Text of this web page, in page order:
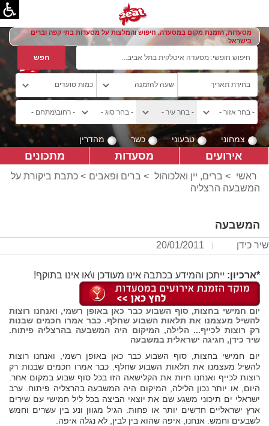
מסעדות, הזמנת מקום במסעדה, חיפוש והמלצות על מסעדות בתי קפה וברים
בישראל
צמחוני טבעוני כשר מהדרין
אירועים מסעדות מתכונים
ראשי > ברים, יין ואלכוהול > ברים ופאבים > כתבת ביקורת על
המשבעה הרצליה
המשבעה
שיר כידן 20/01/2011
*ארכיון: ייתכן והמידע בכתבה אינו מעודכן ו\או אינו בתוקף!
יום חמישי בחצות, סוף השבוע כבר כאן באופן רשמי, ואנחנו רוצות
להשיל מעצמנו את תלאות השבוע שחלף. כבר אמרו חכמים שבנות
רק רוצות לכייף... הלילה, המיקום היה המשבעה בהרצליה פיתוח.
שיר כידן, חגיגה ישראלית במשבעה
יום חמישי בחצות, סוף השבוע כבר כאן באופן רשמי, ואנחנו רוצות
להשיל מעצמנו את תלאות השבוע שחלף. כבר אמרו חכמים שבנות רק
רוצות לכייף ואנחנו חיות את הקלישאה הזו בכל סוף שבוע במקום אחר.
היום, או יותר נכון הלילה, המיקום היה המשבעה בהרצליה פיתוח. ערב
ישראלי ים תיכוני משגע שם את יוצאי הביצה בכל ליל חמישי עם שירים
ארץ ישראליים חדשים יותר או פחות. הגיל מגוון ונע בין עשרים וחמש
לשבעים וחמש. אנחנו, איפה שהוא בין לבין, לא נגלה איפה.